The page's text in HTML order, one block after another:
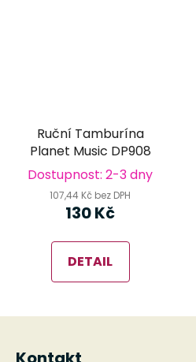
Ruční Tamburína
Planet Music DP908
Dostupnost: 2-3 dny
107,44 Kč bez DPH
130 Kč
DETAIL
Z